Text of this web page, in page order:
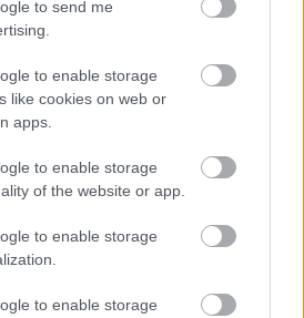
to send me
to enable storage
like cookies on web or
apps.
to enable storage
of the website or app.
to enable storage
to enable storage